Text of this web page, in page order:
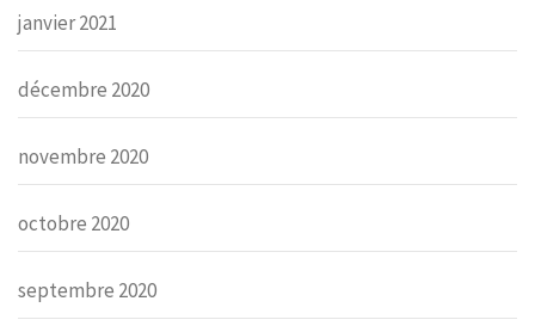
janvier 2021
décembre 2020
novembre 2020
octobre 2020
septembre 2020